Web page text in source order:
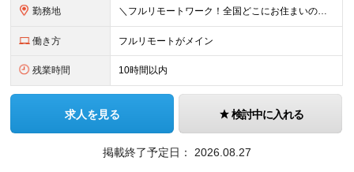
勤務地 ＼フルリモートワーク！全国どこにお住まいの方も大歓迎／ 現在、10名中8名がフルリモートで活躍中！ フルリモート・ハイブリット案件を数多く保有しているため、 住む場所は全国どこでもOKです◎ ＼フ
働き方 フルリモートがメイン
残業時間 10時間以内
求人を見る 検討中に入れる
掲載終了予定日： 2026.08.27